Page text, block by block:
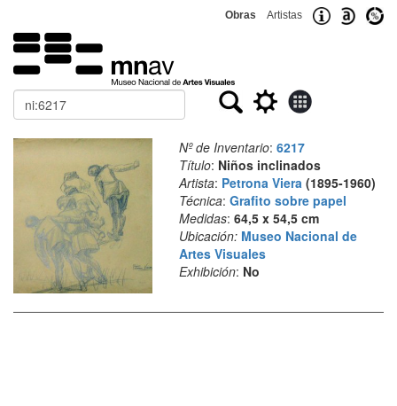
Obras Artistas
Buscar
Nº de Inventario: 6217
Título: Niños inclinados
Artista: Petrona Viera(1895-1960)
Técnica: Grafito sobre papel
Medidas: 64,5 x 54,5 cm
Ubicación: Museo Nacional de
Artes Visuales
Exhibición: No